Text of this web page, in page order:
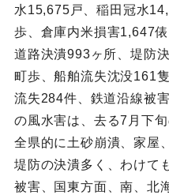
水15,675戸、稲田冠水
歩、倉庫内米損害1,647
道路決潰993ヶ所、堤防
町歩、船舶流失沈没161
流失284件、鉄道沿線被
の風水害は、去る7月下
全県的に土砂崩潰、家屋
堤防の決潰多く、わけて
被害、国東方面、南、北